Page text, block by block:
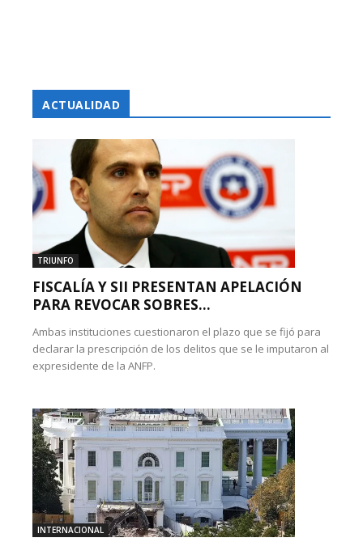
ACTUALIDAD
TRIUNFO
FISCALÍA Y SII PRESENTAN APELACIÓN
PARA REVOCAR SOBRES...
Ambas instituciones cuestionaron el plazo que se fijó para
declarar la prescripción de los delitos que se le imputaron al
expresidente de la ANFP.
INTERNACIONAL